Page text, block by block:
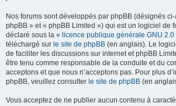
Nos forums sont développés par phpBB (désignés
phpBB » et « phpBB Limited ») qui est un logiciel de
déclaré sous la « licence publique générale GNU 2.0
téléchargé sur le site de phpBB (en anglais). Le
de faciliter les discussions sur internet et phpBB
être tenu comme responsable de la conduite et du
acceptons et que nous n’acceptons pas. Pour plus
phpBB, veuillez consulter le site de phpBB (en
Vous acceptez de ne publier aucun contenu à